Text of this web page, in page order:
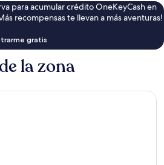
para acumular crédito OneKeyCash en
recompensas te llevan a más aventuras!
gratis
la zona